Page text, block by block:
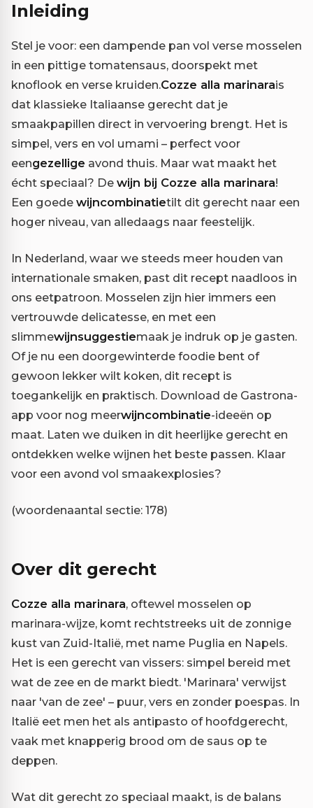
Inleiding
Stel je voor: een dampende pan vol verse mosselen
in een pittige tomatensaus, doorspekt met
knoflook en verse kruiden.Cozze alla marinarais
dat klassieke Italiaanse gerecht dat je
smaakpapillen direct in vervoering brengt. Het is
simpel, vers en vol umami – perfect voor
eengezellige avond thuis. Maar wat maakt het
écht speciaal? De wijn bij Cozze alla marinara!
Een goede wijncombinatietilt dit gerecht naar een
hoger niveau, van alledaags naar feestelijk.
In Nederland, waar we steeds meer houden van
internationale smaken, past dit recept naadloos in
ons eetpatroon. Mosselen zijn hier immers een
vertrouwde delicatesse, en met een
slimmewijnsuggestiemaak je indruk op je gasten.
Of je nu een doorgewinterde foodie bent of
gewoon lekker wilt koken, dit recept is
toegankelijk en praktisch. Download de Gastrona-
app voor nog meerwijncombinatie-ideeën op
maat. Laten we duiken in dit heerlijke gerecht en
ontdekken welke wijnen het beste passen. Klaar
voor een avond vol smaakexplosies?
(woordenaantal sectie: 178)
Over dit gerecht
Cozze alla marinara, oftewel mosselen op
marinara-wijze, komt rechtstreeks uit de zonnige
kust van Zuid-Italië, met name Puglia en Napels.
Het is een gerecht van vissers: simpel bereid met
wat de zee en de markt biedt. 'Marinara' verwijst
naar 'van de zee' – puur, vers en zonder poespas. In
Italië eet men het als antipasto of hoofdgerecht,
vaak met knapperig brood om de saus op te
deppen.
Wat dit gerecht zo speciaal maakt, is de balans